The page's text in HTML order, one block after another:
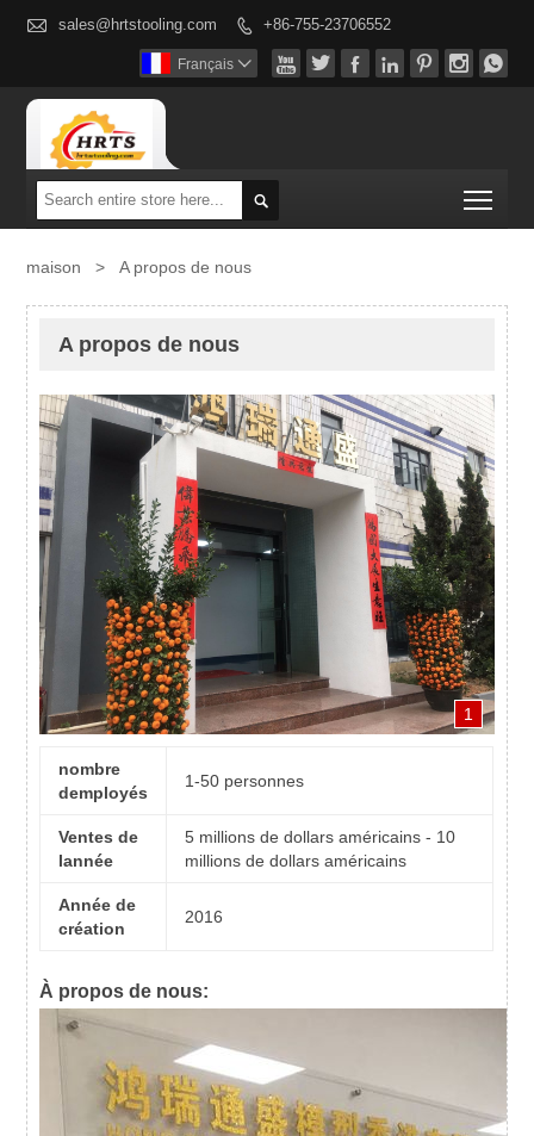
 sales@hrtstooling.com  +86-755-23706552
      
Français 

maison > A propos de nous
A propos de nous
1
nombre
demployés
1-50 personnes
Ventes de
lannée
5 millions de dollars américains - 10
millions de dollars américains
Année de
création
2016
À propos de nous: